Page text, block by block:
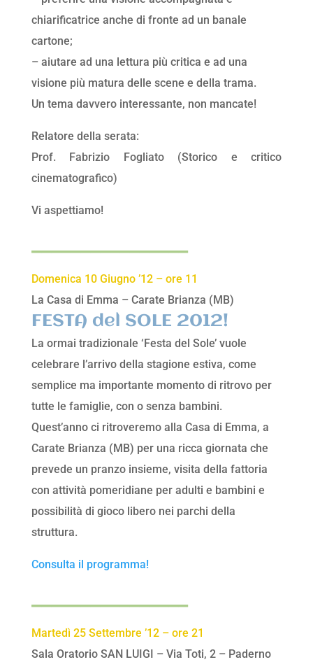
chiarificatrice anche di fronte ad un banale
cartone;
– aiutare ad una lettura più critica e ad una
visione più matura delle scene e della trama.
Un tema davvero interessante, non mancate!
Relatore della serata:
Prof. Fabrizio Fogliato (Storico e critico
cinematografico)
Vi aspettiamo!
Domenica 10 Giugno ’12 – ore 11
La Casa di Emma – Carate Brianza (MB)
FESTA del SOLE 2012!
La ormai tradizionale ‘Festa del Sole’ vuole
celebrare l’arrivo della stagione estiva, come
semplice ma importante momento di ritrovo per
tutte le famiglie, con o senza bambini.
Quest’anno ci ritroveremo alla Casa di Emma, a
Carate Brianza (MB) per una ricca giornata che
prevede un pranzo insieme, visita della fattoria
con attività pomeridiane per adulti e bambini e
possibilità di gioco libero nei parchi della
struttura.
Consulta il programma!
Martedì 25 Settembre ’12 – ore 21
Sala Oratorio SAN LUIGI – Via Toti, 2 – Paderno